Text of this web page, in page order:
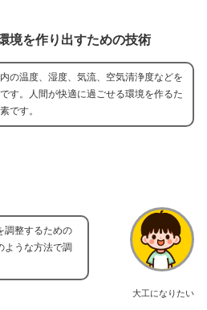
境を作り出すための技術
の温度、湿度、気流、空気清浄度などを
す。人間が快適に過ごせる環境を作るた
です。
大工になりたい
調整するための
ような方法で調